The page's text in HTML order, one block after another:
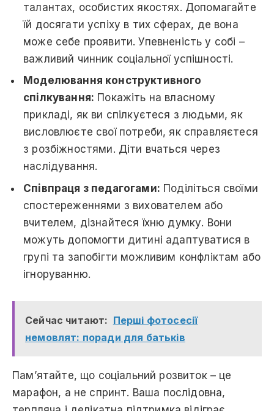
талантах, особистих якостях. Допомагайте
їй досягати успіху в тих сферах, де вона
може себе проявити. Упевненість у собі –
важливий чинник соціальної успішності.
Моделювання конструктивного
спілкування: Покажіть на власному
прикладі, як ви спілкуєтеся з людьми, як
висловлюєте свої потреби, як справляєтеся
з розбіжностями. Діти вчаться через
наслідування.
Співпраця з педагогами: Поділіться своїми
спостереженнями з вихователем або
вчителем, дізнайтеся їхню думку. Вони
можуть допомогти дитині адаптуватися в
групі та запобігти можливим конфліктам або
ігноруванню.
Сейчас читают: Перші фотосесії
немовлят: поради для батьків
Пам’ятайте, що соціальний розвиток – це
марафон, а не спринт. Ваша послідовна,